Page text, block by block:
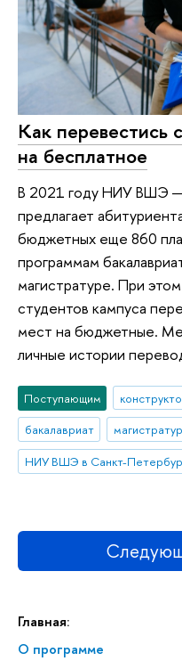
Главная:
О программе
Как перевестись
на бесплатное
В 2021 году НИУ ВШЭ
предлагает
бюджетных еще 860
программам
магистратуре. При
студентов кампуса
мест на бюджетные.
личные истории
Поступающим
бакалавриат
НИУ ВШЭ в Санкт-